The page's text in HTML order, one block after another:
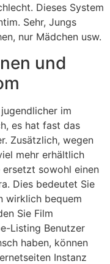
Dieses System
Sehr, Jungs
nur Mädchen usw.
und
im
es hat fast das
Zusätzlich, wegen
mehr erhältlich
sowohl einen
Dies bedeutet Sie
wirklich bequem
Sie Film
Listing Benutzer
haben, können
Instanz